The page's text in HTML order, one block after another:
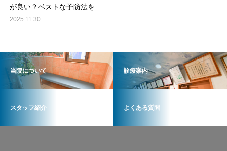
が良い？ベストな予防法を徹
底解説
2025.11.30
当院について 診療案内
スタッフ紹介 よくある質問